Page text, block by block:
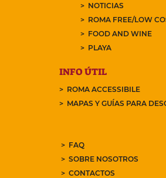
NOTICIAS
ROMA FREE/LOW
FOOD AND WINE
PLAYA
INFO ÚTIL
ROMA ACCESSIBILE
MAPAS Y GUÍAS PARA
FAQ
SOBRE NOSOTROS
CONTACTOS